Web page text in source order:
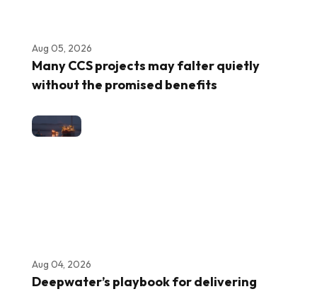
Aug 05, 2026
Many CCS projects may falter quietly
without the promised benefits
Aug 04, 2026
Deepwater’s playbook for delivering